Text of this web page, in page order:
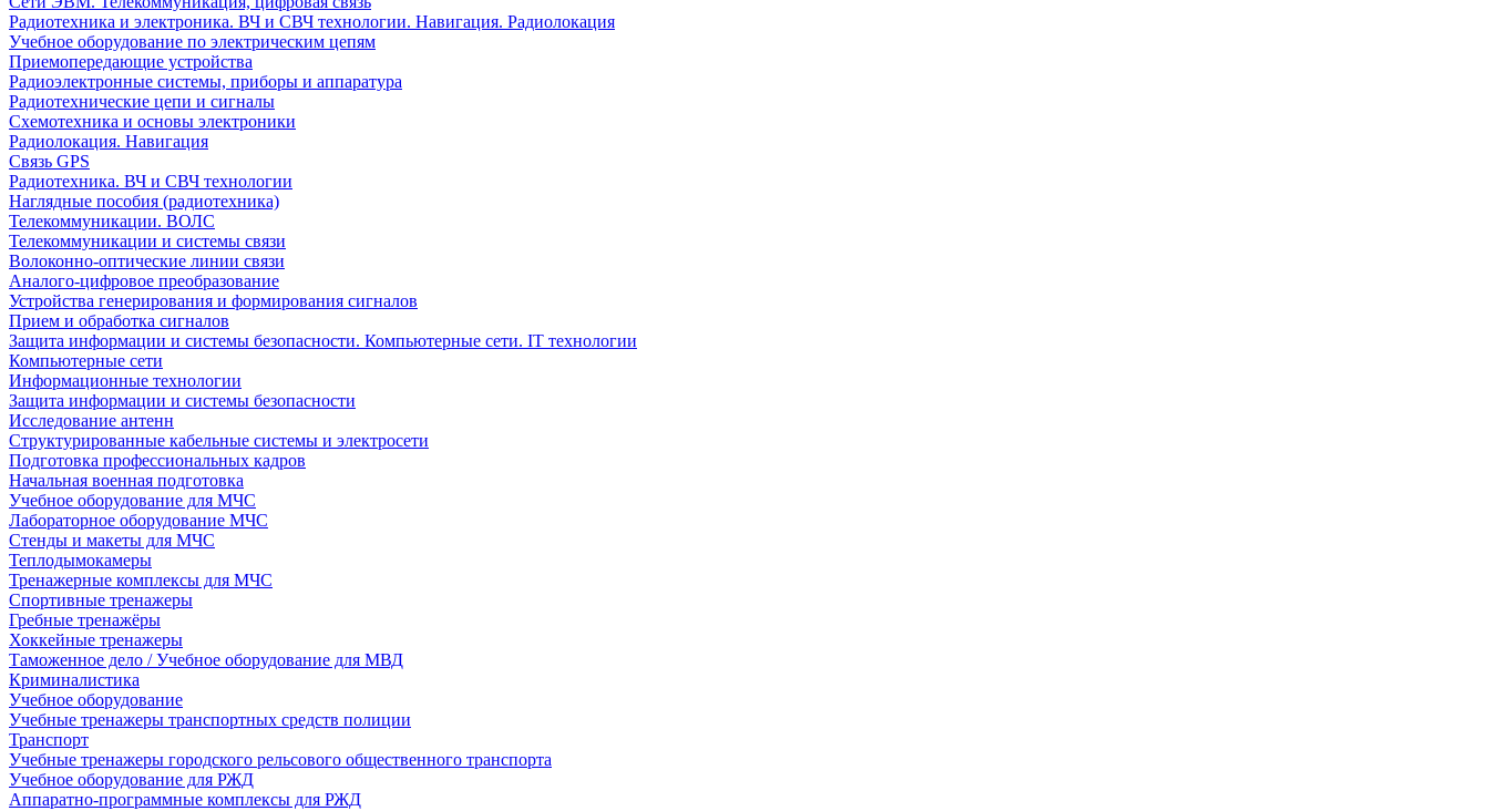
Радиотехника и электроника. ВЧ и СВЧ технологии. Навигация. Радиолокация
Учебное оборудование по электрическим цепям
Приемопередающие устройства
Радиоэлектронные системы, приборы и аппаратура
Радиотехнические цепи и сигналы
Схемотехника и основы электроники
Радиолокация. Навигация
Связь GPS
Радиотехника. ВЧ и СВЧ технологии
Наглядные пособия (радиотехника)
Телекоммуникации. ВОЛС
Телекоммуникации и системы связи
Волоконно-оптические линии связи
Аналого-цифровое преобразование
Устройства генерирования и формирования сигналов
Прием и обработка сигналов
Защита информации и системы безопасности. Компьютерные сети. IT технологии
Компьютерные сети
Информационные технологии
Защита информации и системы безопасности
Исследование антенн
Структурированные кабельные системы и электросети
Подготовка профессиональных кадров
Начальная военная подготовка
Учебное оборудование для МЧС
Лабораторное оборудование МЧС
Стенды и макеты для МЧС
Теплодымокамеры
Тренажерные комплексы для МЧС
Спортивные тренажеры
Гребные тренажёры
Хоккейные тренажеры
Таможенное дело / Учебное оборудование для МВД
Криминалистика
Учебное оборудование
Учебные тренажеры транспортных средств полиции
Транспорт
Учебные тренажеры городского рельсового общественного транспорта
Учебное оборудование для РЖД
Аппаратно-программные комплексы для РЖД